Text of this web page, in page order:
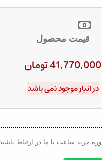
قیمت محصول
41,770,000تومان
در انبار موجود نمی باشد
خرید ساعت با ما در ارتباط باشید.